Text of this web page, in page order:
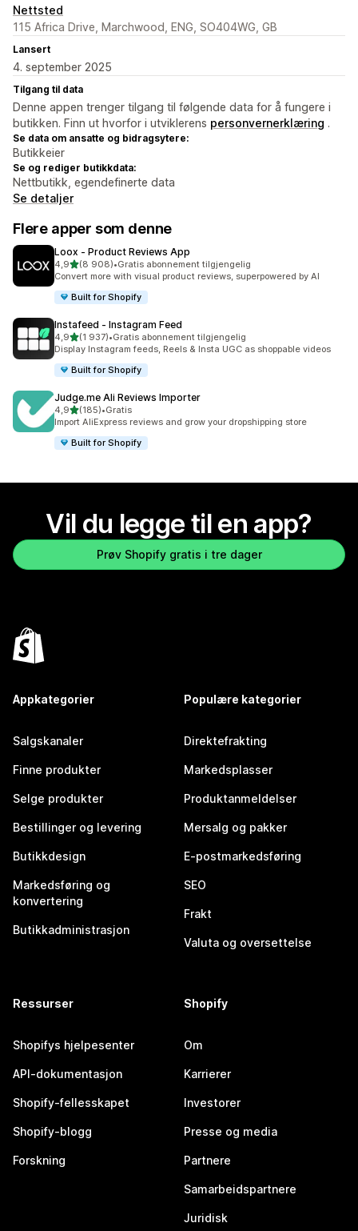
Nettsted
115 Africa Drive, Marchwood, ENG, SO404WG, GB
Lansert
4. september 2025
Tilgang til data
Denne appen trenger tilgang til følgende data for å fungere i
butikken. Finn ut hvorfor i utviklerens personvernerklæring .
Se data om ansatte og bidragsytere:
Butikkeier
Se og rediger butikkdata:
Nettbutikk, egendefinerte data
Se detaljer
Flere apper som denne
Loox ‑ Product Reviews App
4,9av 5 stjerner
(8 908)
Totalt 8908 omtaler
•Gratis abonnement tilgjengelig
Convert more with visual product reviews, superpowered by AI
Built for Shopify
Instafeed ‑ Instagram Feed
4,9av 5 stjerner
(1 937)
Totalt 1937 omtaler
•Gratis abonnement tilgjengelig
Display Instagram feeds, Reels & Insta UGC as shoppable videos
Built for Shopify
Judge.me Ali Reviews Importer
4,9av 5 stjerner
(185)
Totalt 185 omtaler
•Gratis
Import AliExpress reviews and grow your dropshipping store
Built for Shopify
Vil du legge til en app?
Prøv Shopify gratis i tre dager
Appkategorier
Salgskanaler
Finne produkter
Selge produkter
Bestillinger og levering
Butikkdesign
Markedsføring og
konvertering
Butikkadministrasjon
Populære kategorier
Direktefrakting
Markedsplasser
Produktanmeldelser
Mersalg og pakker
E-postmarkedsføring
SEO
Frakt
Valuta og oversettelse
Ressurser
Shopifys hjelpesenter
API-dokumentasjon
Shopify-fellesskapet
Shopify-blogg
Forskning
Shopify
Om
Karrierer
Investorer
Presse og media
Partnere
Samarbeidspartnere
Juridisk